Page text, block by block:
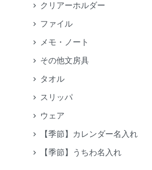
クリアーホルダー
ファイル
メモ・ノート
その他文房具
タオル
スリッパ
ウェア
【季節】カレンダー名入れ
【季節】うちわ名入れ